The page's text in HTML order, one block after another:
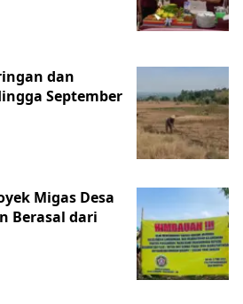
dan
September
Migas Desa
Berasal dari